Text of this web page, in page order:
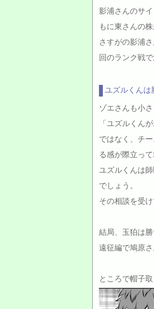
影浦さんのサ
もに東さんの
さすがの影浦
回のランク戦
ユズルくんは
ゾエさんも小
「ユズルくん
ではなく、チ
る感が際立っ
ユズルくんは
でしょう。
その相談を受
結局、玉狛は
遠征編で鳩原
ところで帽子